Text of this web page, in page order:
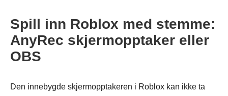
Spill inn Roblox med stemme:
AnyRec skjermopptaker eller
OBS
Den innebygde skjermopptakeren i Roblox kan ikke ta